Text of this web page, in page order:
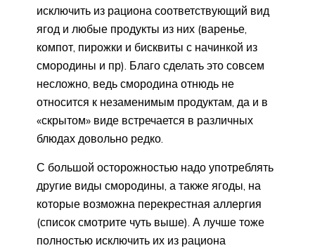
исключить из рациона соответствующий вид
ягод и любые продукты из них (варенье,
компот, пирожки и бисквиты с начинкой из
смородины и пр). Благо сделать это совсем
несложно, ведь смородина отнюдь не
относится к незаменимым продуктам, да и в
«скрытом» виде встречается в различных
блюдах довольно редко.
С большой осторожностью надо употреблять
другие виды смородины, а также ягоды, на
которые возможна перекрестная аллергия
(список смотрите чуть выше). А лучше тоже
полностью исключить их из рациона